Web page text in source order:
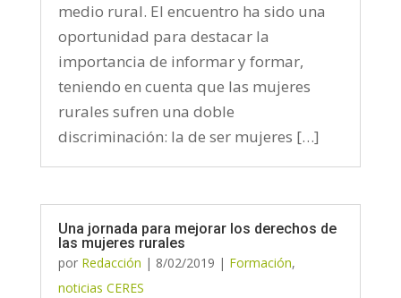
medio rural. El encuentro ha sido una
oportunidad para destacar la
importancia de informar y formar,
teniendo en cuenta que las mujeres
rurales sufren una doble
discriminación: la de ser mujeres […]
Una jornada para mejorar los derechos de
las mujeres rurales
por Redacción | 8/02/2019 | Formación,
noticias CERES